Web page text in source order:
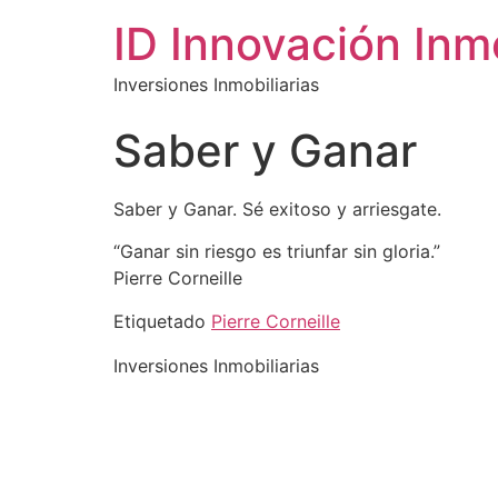
ID Innovación
Inversiones Inmobiliarias
Saber y Ganar
Saber y Ganar. Sé exitoso y arriesgate.
“Ganar sin riesgo es triunfar sin gloria.”
Pierre Corneille
Etiquetado Pierre Corneille
Inversiones Inmobiliarias